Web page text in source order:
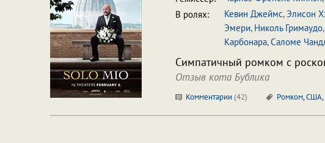
В ролях:
Кевин Джеймс,Элисон
Эмери, Николь Гримаудо,
Карбонара,Саломе
Симпатичный ромком с
Отзыв кота Бублика
Комментарии (42) Ромком,США,